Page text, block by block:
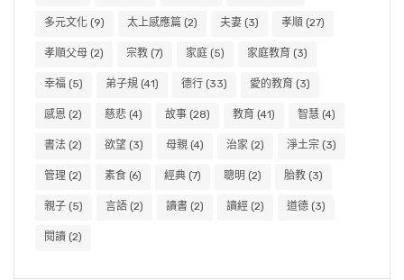
多元文化 (9) 太上感應篇 (2) 夫妻 (3) 孝順 (27)
孝順父母 (2) 宗教 (7) 家庭 (5) 家庭教育 (3)
幸福 (5) 弟子規 (41) 德行 (33) 愛的教育 (3)
感恩 (2) 慈悲 (4) 故事 (28) 教育 (41) 智慧 (4)
書法 (2) 欲望 (3) 母親 (4) 治家 (2) 淨土宗 (3)
管理 (2) 素食 (6) 經典 (7) 聰明 (2) 胎教 (3)
親子 (5) 言語 (2) 讀書 (2) 讀經 (2) 道德 (3)
閱讀 (2)